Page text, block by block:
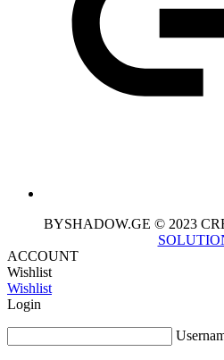
BYSHADOW.GE © 2023
ACCOUNT
Wishlist
Wishlist
Login